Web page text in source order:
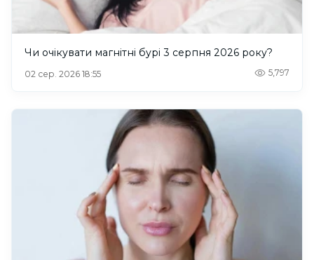
Чи очікувати магнітні бурі 3 серпня 2026 року?
02 сер. 2026 18:55 5,797